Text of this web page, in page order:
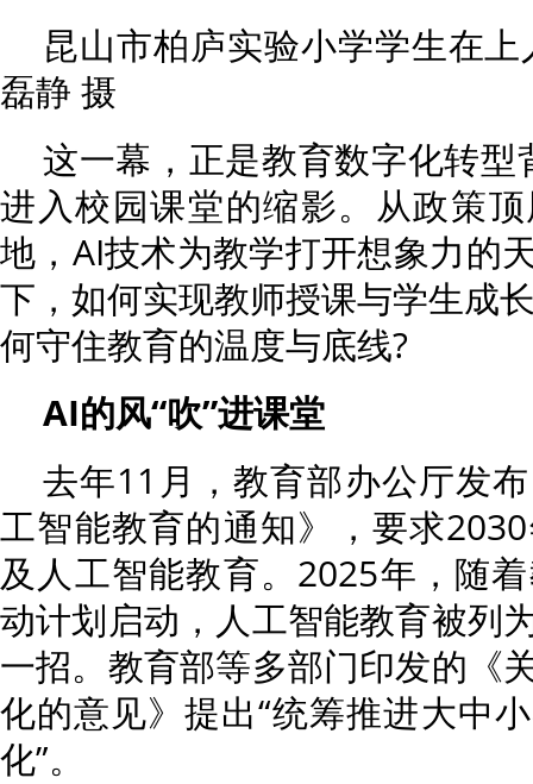
昆山市柏庐实验小学学生在
磊静 摄
这一幕，正是教育数字化转型
进入校园课堂的缩影。从政策
地，AI技术为教学打开想象力的
下，如何实现教师授课与学生成
何守住教育的温度与底线?
AI的风“吹”进课堂
去年11月，教育部办公厅发
工智能教育的通知》，要求
及人工智能教育。2025年，随
动计划启动，人工智能教育被列
一招。教育部等多部门印发的《
化的意见》提出“统筹推进大中
化”。